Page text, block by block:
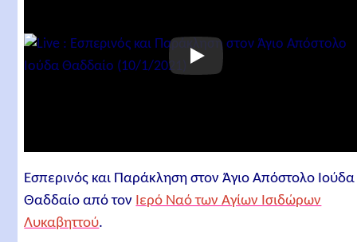
Εσπερινός και Παράκληση στον Άγιο Απόστολο Ιούδα
Θαδδαίο από τον Ιερό Ναό των Αγίων Ισιδώρων
Λυκαβηττού.